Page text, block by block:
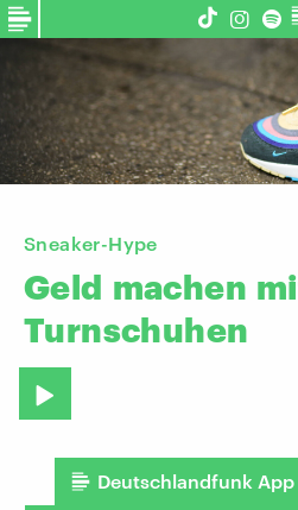
Sneaker-Hype
Geld machen
Turnschuhen
Deutschlandfunk App